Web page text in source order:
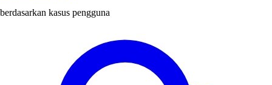
berdasarkan kasus pengguna